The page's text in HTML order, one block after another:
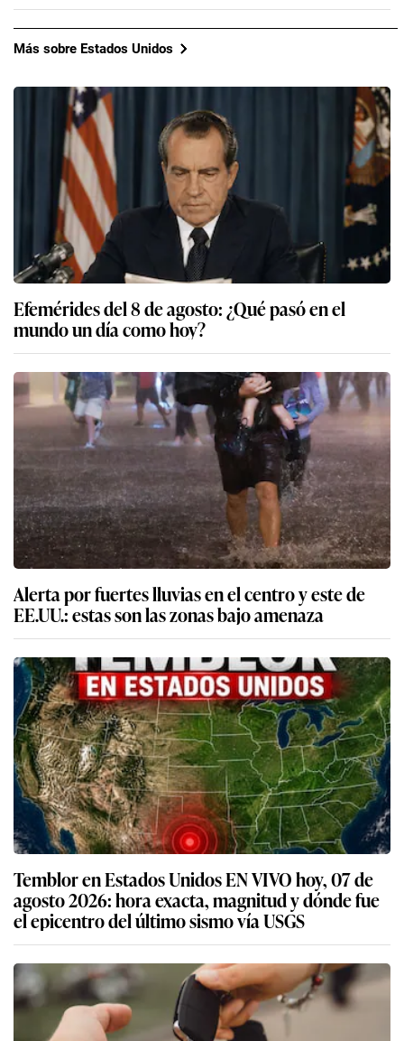
Más sobre Estados Unidos
Efemérides del 8 de agosto: ¿Qué pasó en el
mundo un día como hoy?
Alerta por fuertes lluvias en el centro y este de
EE.UU.: estas son las zonas bajo amenaza
Temblor en Estados Unidos EN VIVO hoy, 07 de
agosto 2026: hora exacta, magnitud y dónde fue
el epicentro del último sismo vía USGS